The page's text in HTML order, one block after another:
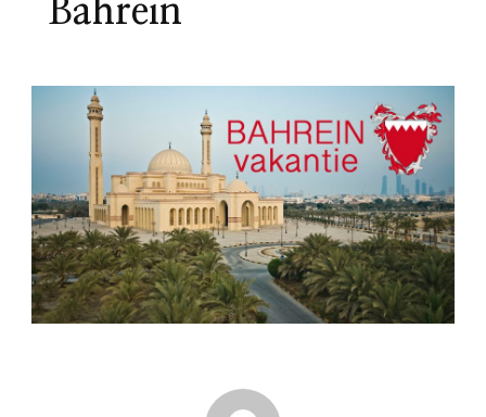
Bahrein